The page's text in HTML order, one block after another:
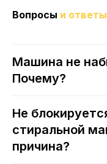
Вопросы и ответы
Машина не
Почему?
Не
стиральной
причина?